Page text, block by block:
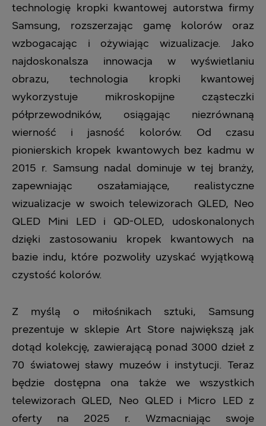
technologię kropki kwantowej autorstwa firmy
Samsung, rozszerzając gamę kolorów oraz
wzbogacając i ożywiając wizualizacje. Jako
najdoskonalsza innowacja w wyświetlaniu
obrazu, technologia kropki kwantowej
wykorzystuje mikroskopijne cząsteczki
półprzewodników, osiągając niezrównaną
wierność i jasność kolorów. Od czasu
pionierskich kropek kwantowych bez kadmu w
2015 r. Samsung nadal dominuje w tej branży,
zapewniając oszałamiające, realistyczne
wizualizacje w swoich telewizorach QLED, Neo
QLED Mini LED i QD-OLED, udoskonalonych
dzięki zastosowaniu kropek kwantowych na
bazie indu, które pozwoliły uzyskać wyjątkową
czystość kolorów.
Z myślą o miłośnikach sztuki, Samsung
prezentuje w sklepie Art Store największą jak
dotąd kolekcję, zawierającą ponad 3000 dzieł z
70 światowej sławy muzeów i instytucji. Teraz
będzie dostępna ona także we wszystkich
telewizorach QLED, Neo QLED i Micro LED z
oferty na 2025 r. Wzmacniając swoje